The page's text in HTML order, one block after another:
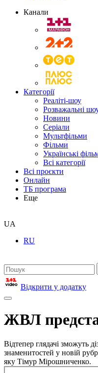
Канали
Категорії
Реаліті-шоу
Розважальні
Новини
Серіали
Мультфільми
Фільми
Українські
Всі категорії
Всі проєкти
Онлайн
ТБ програма
Еще
UA
RU
Відкрити у додатку
ЖВЛ
Відтепер глядачі зможуть
знаменитостей у новій
яку Тімур Мірошниченко.